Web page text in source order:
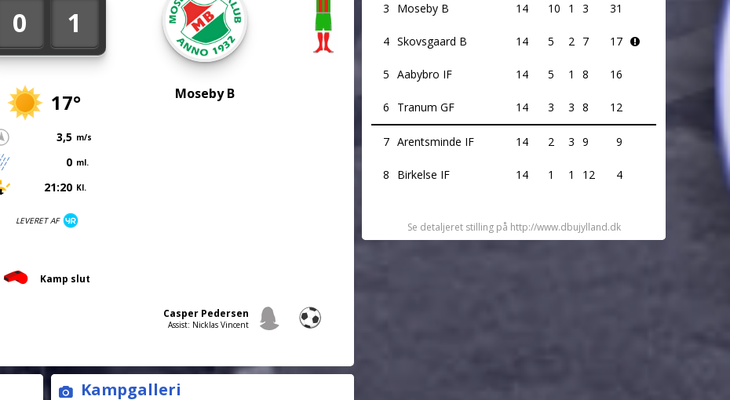
0 1
17°
3,5 m/s
0 ml.
21:20 Kl.
LEVERET AF
Moseby B
Kamp slut
Casper Pedersen
Assist: Nicklas Vincent
3 Moseby B 14 10 1 3 31
4 Skovsgaard B 14 5 2 7 17
5 Aabybro IF 14 5 1 8 16
6 Tranum GF 14 3 3 8 12
7 Arentsminde IF 14 2 3 9 9
8 Birkelse IF 14 1 1 12 4
Se detaljeret stilling på http://www.dbujylland.dk
Kampgalleri